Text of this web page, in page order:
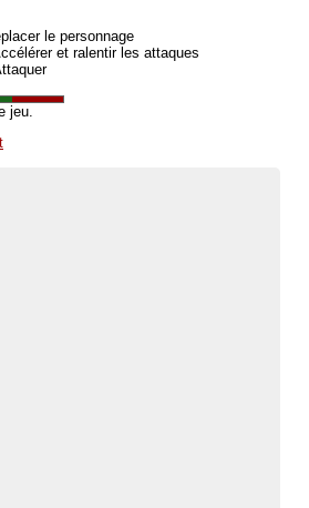
le personnage
et ralentir les attaques
jeu.